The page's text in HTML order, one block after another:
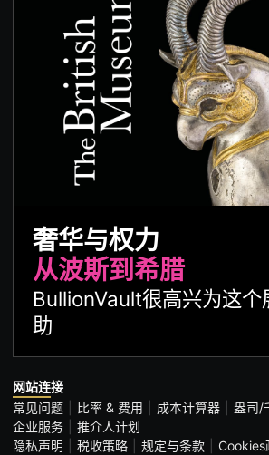
奢华与权力
从波斯到希腊
BullionVault很高兴为这个
助
网站连接
常见问题
比率 & 费用 成本计算器
盎司/
企业服务
推介人计划
隐私声明
税收策略 规定与条款
Cookies